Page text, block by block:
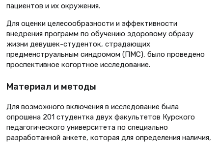
пациентов и их окружения.
Для оценки целесообразности и эффективности
внедрения программ по обучению здоровому образу
жизни девушек-студенток, страдающих
предменструальным синдромом (ПМС), было проведено
проспективное когортное исследование.
Материал и методы
Для возможного включения в исследование была
опрошена 201 студентка двух факультетов Курского
педагогического университета по специально
разработанной анкете, которая для определения наличия,